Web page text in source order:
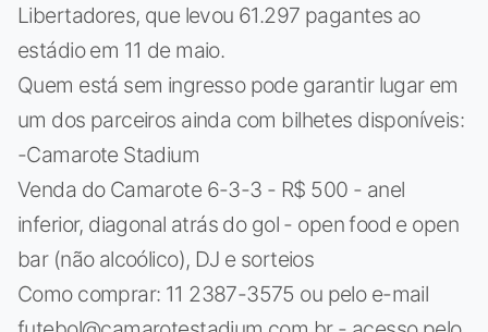
Libertadores, que levou 61.297 pagantes ao
estádio em 11 de maio.
Quem está sem ingresso pode garantir lugar em
um dos parceiros ainda com bilhetes disponíveis:
-Camarote Stadium
Venda do Camarote 6-3-3 - R$ 500 - anel
inferior, diagonal atrás do gol - open food e open
bar (não alcoólico), DJ e sorteios
Como comprar: 11 2387-3575 ou pelo e-mail